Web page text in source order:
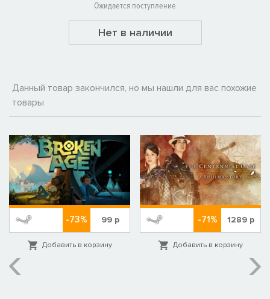
Ожидается поступление
Нет в наличии
Данный товар закончился, но мы нашли для вас похожие
товары
-73% 99р
Добавить в корзину
-71% 1289 р
Добавить в корзину